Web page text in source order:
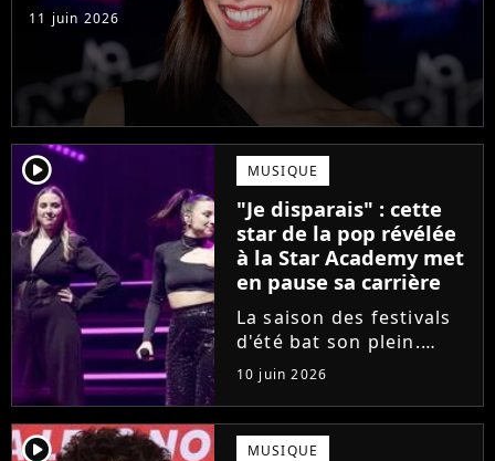
11 juin 2026
player2 MUSIQUE
"Je disparais" : cette
star de la pop révélée
à la Star Academy met
en pause sa carrière
La saison des festivals
d'été bat son plein.
Avant sa venue à
Solidays ou aux
Francofolies, cette
chanteuse phare de la
10 juin 2026
player2 MUSIQUE